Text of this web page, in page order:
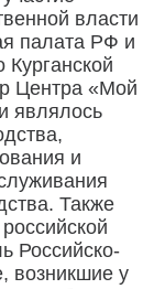
власти
палата РФ и
Центра «Мой
являлось
и
Также
Российско-
возникшие у